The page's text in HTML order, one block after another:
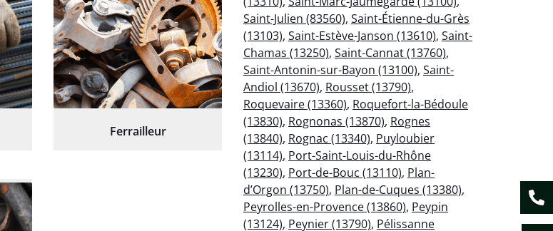
Ferrailleur
Saint-Julien (83560), Saint-Étienne-du-Grès
(13103), Saint-Estève-Janson (13610), Saint-
Chamas (13250), Saint-Cannat (13760),
Saint-Antonin-sur-Bayon (13100), Saint-
Andiol (13670), Rousset (13790),
Roquevaire (13360), Roquefort-la-Bédoule
(13830), Rognonas (13870), Rognes
(13840), Rognac (13340), Puyloubier
(13114), Port-Saint-Louis-du-Rhône
(13230), Port-de-Bouc (13110), Plan-
d’Orgon (13750), Plan-de-Cuques (13380),
Peyrolles-en-Provence (13860), Peypin
(13124), Peynier (13790), Pélissanne